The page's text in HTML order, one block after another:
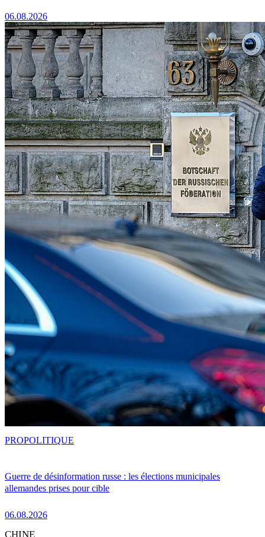
06.08.2026
Guerre de désinformation russe : les élections municipales
allemandes prises pour cible
06.08.2026
PROPOLITIQUE
CHINE